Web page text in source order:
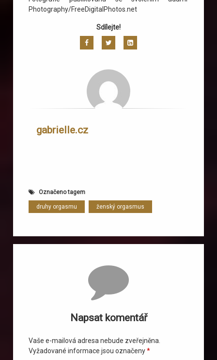
Photography/FreeDigitalPhotos.net
Sdílejte!
FacebookTwitterLinkedIn
gabrielle.cz
Označeno tagem
druhy orgasmu ženský orgasmus
Napsat komentář
Vaše e-mailová adresa nebude zveřejněna.
Vyžadované informace jsou označeny*